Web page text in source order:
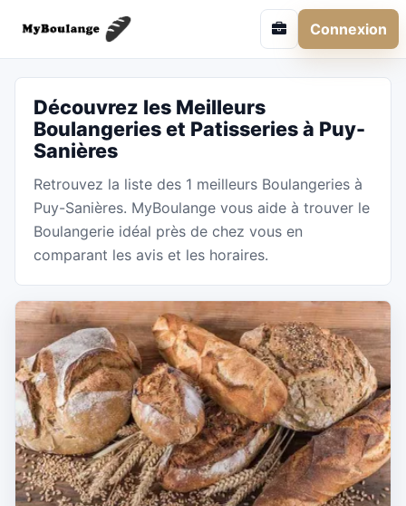
Connexion
Découvrez les Meilleurs
Boulangeries et Patisseries à Puy-
Sanières
Retrouvez la liste des 1 meilleurs Boulangeries à
Puy-Sanières. MyBoulange vous aide à trouver le
Boulangerie idéal près de chez vous en
comparant les avis et les horaires.